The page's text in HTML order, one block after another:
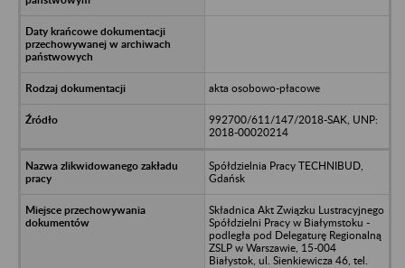
akta osobowo-płacowe
992700/611/147/2018-SAK, UNP:
2018-00020214
Spółdzielnia Pracy TECHNIBUD,
Gdańsk
Składnica Akt Związku Lustracyjnego
Spółdzielni Pracy w Białymstoku -
podległa pod Delegaturę Regionalną
ZSLP w Warszawie, 15-004
Białystok, ul. Sienkiewicza 46, tel.